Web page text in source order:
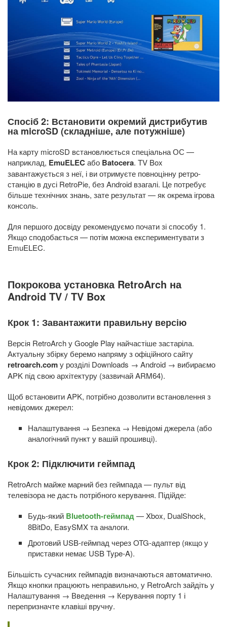
Спосіб 2: Встановити окремий дистрибутив
на microSD (складніше, але потужніше)
На карту microSD встановлюється спеціальна ОС —
наприклад, EmuELECабо Batocera. TV Box
завантажується з неї, і ви отримуєте повноцінну ретро-
станцію в дусі RetroPie, без Android взагалі. Це потребує
більше технічних знань, зате результат — як окрема ігрова
консоль.
Для першого досвіду рекомендуємо почати зі способу 1.
Якщо сподобається — потім можна експериментувати з
EmuELEC.
Покрокова установка RetroArch на
Android TV / TV Box
Крок 1: Завантажити правильну версію
Версія RetroArch у Google Play найчастіше застаріла.
Актуальну збірку беремо напряму з офіційного сайту
retroarch.comу розділі Downloads → Android → вибираємо
APK під свою архітектуру (зазвичай ARM64).
Щоб встановити APK, потрібно дозволити встановлення з
невідомих джерел:
Налаштування → Безпека → Невідомі джерела (або
аналогічний пункт у вашій прошивці).
Крок 2: Підключити геймпад
RetroArch майже марний без геймпада — пульт від
телевізора не дасть потрібного керування. Підійде:
Будь-який Bluetooth-геймпад— Xbox, DualShock,
8BitDo, EasySMX та аналоги.
Дротовий USB-геймпад через OTG-адаптер (якщо у
приставки немає USB Type-A).
Більшість сучасних геймпадів визначаються автоматично.
Якщо кнопки працюють неправильно, у RetroArch зайдіть у
Налаштування → Введення → Керування порту 1 і
перепризначте клавіші вручну.